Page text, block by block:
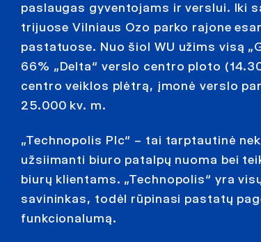
paslaugas gyventojams ir verslui. Iki
trijuose Vilniaus Ozo parko rajone
pastatuose. Nuo šiol WU užims visą
66% „Delta“ verslo centro ploto
centro veiklos plėtrą, įmonė verslo
25.000 kv. m.
„Technopolis Plc“ – tai tarptautinė
užsiimanti biuro patalpų nuoma bei
biurų klientams. „Technopolis“ yra
savininkas, todėl rūpinasi pastatų
funkcionalumą.